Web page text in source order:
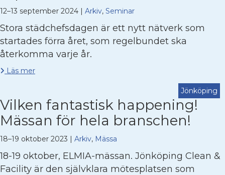
12–13 september 2024 Arkiv, Seminar
Stora städchefsdagen är ett nytt nätverk som
startades förra året, som regelbundet ska
återkomma varje år.
Läs mer
Jönköping
Vilken fantastisk happening!
Mässan för hela branschen!
18–19 oktober 2023 | Arkiv, Mässa
18-19 oktober, ELMIA-mässan. Jönköping Clean &
Facility är den självklara mötesplatsen som